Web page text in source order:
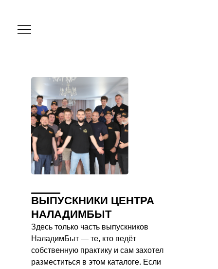
ВЫПУСКНИКИ ЦЕНТРА
НАЛАДИМБЫТ
Здесь только часть выпускников
НаладимБыт — те, кто ведёт
собственную практику и сам захотел
разместиться в этом каталоге. Если